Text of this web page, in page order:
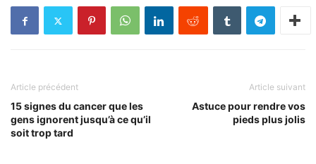
Article précédent
15 signes du cancer que les
gens ignorent jusqu’à ce qu’il
soit trop tard
Article suivant
Astuce pour rendre vos
pieds plus jolis